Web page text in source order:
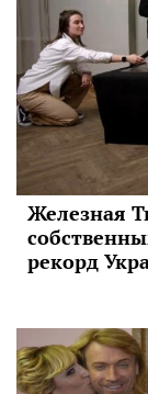
Железная
рекорд